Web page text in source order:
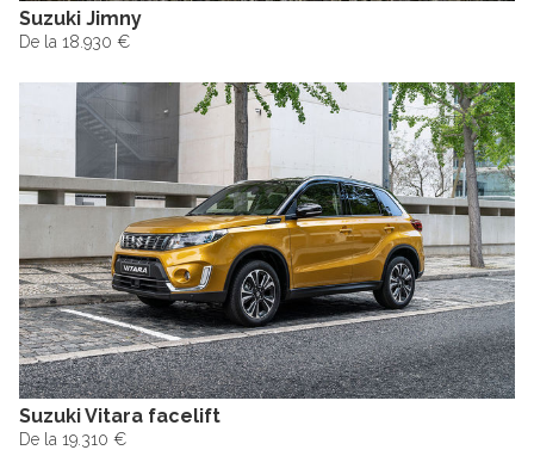
Suzuki Jimny
De la 18.930 €
Suzuki Vitara facelift
De la 19.310 €